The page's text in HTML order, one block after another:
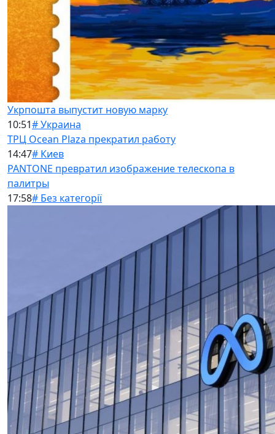
Укрпошта выпустит новую марку
10:51# Украина
ТРЦ Ocean Plaza прекратил работу
14:47# Киев
PANTONE превратил изображение телескопа в
палитры
17:58# Без категорії